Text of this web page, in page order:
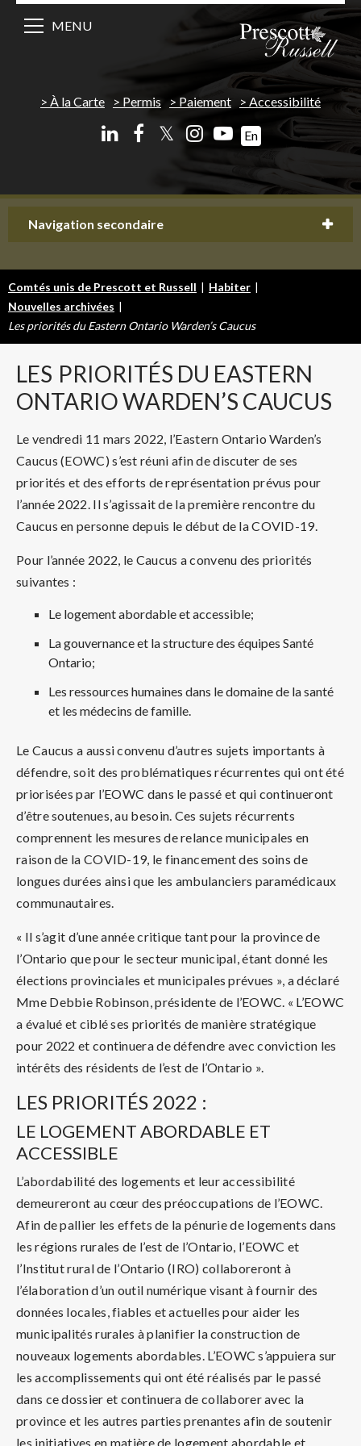
À la Carte Permis Paiement Accessibilité
𝕏 En
MENU
Navigation secondaire
Comtés unis de Prescott et Russell | Habiter |
Nouvelles archivées |
Les priorités du Eastern Ontario Warden’s Caucus
LES PRIORITÉS DU EASTERN
ONTARIO WARDEN’S CAUCUS
Le vendredi 11 mars 2022, l’Eastern Ontario Warden’s
Caucus (EOWC) s’est réuni afin de discuter de ses
priorités et des efforts de représentation prévus pour
l’année 2022. Il s’agissait de la première rencontre du
Caucus en personne depuis le début de la COVID-19.
Pour l’année 2022, le Caucus a convenu des priorités
suivantes :
Le logement abordable et accessible;
La gouvernance et la structure des équipes Santé
Ontario;
Les ressources humaines dans le domaine de la santé
et les médecins de famille.
Le Caucus a aussi convenu d’autres sujets importants à
défendre, soit des problématiques récurrentes qui ont été
priorisées par l’EOWC dans le passé et qui continueront
d’être soutenues, au besoin. Ces sujets récurrents
comprennent les mesures de relance municipales en
raison de la COVID-19, le financement des soins de
longues durées ainsi que les ambulanciers paramédicaux
communautaires.
« Il s’agit d’une année critique tant pour la province de
l’Ontario que pour le secteur municipal, étant donné les
élections provinciales et municipales prévues », a déclaré
Mme Debbie Robinson, présidente de l’EOWC. « L’EOWC
a évalué et ciblé ses priorités de manière stratégique
pour 2022 et continuera de défendre avec conviction les
intérêts des résidents de l’est de l’Ontario ».
LES PRIORITÉS 2022 :
LE LOGEMENT ABORDABLE ET
ACCESSIBLE
L’abordabilité des logements et leur accessibilité
demeureront au cœur des préoccupations de l’EOWC.
Afin de pallier les effets de la pénurie de logements dans
les régions rurales de l’est de l’Ontario, l’EOWC et
l’Institut rural de l’Ontario (IRO) collaboreront à
l’élaboration d’un outil numérique visant à fournir des
données locales, fiables et actuelles pour aider les
municipalités rurales à planifier la construction de
nouveaux logements abordables. L’EOWC s’appuiera sur
les accomplissements qui ont été réalisés par le passé
dans ce dossier et continuera de collaborer avec la
province et les autres parties prenantes afin de soutenir
les initiatives en matière de logement abordable et